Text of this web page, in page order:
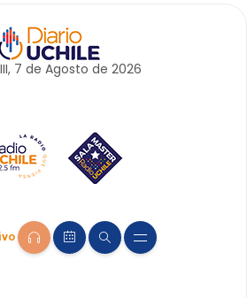
7 de Agosto de 2026